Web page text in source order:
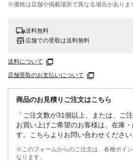
※価格は​店舗や​掲載場所で​異なる​場合が​ありま
送料無料
店舗での受取は送料無料
送料について
店舗受取のお支払いについて
商品のお見積りご注文はこちら
「ご注文数が31個以上、または、ご
お買い上げご希望のお客様は、在庫
す。こちらよりお問い合わせください
※このフォームからのご注文は、各種ポイ
なります。